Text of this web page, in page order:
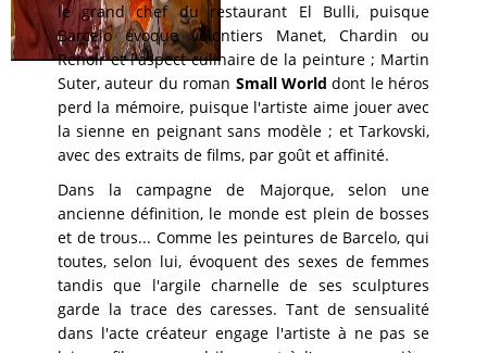
le grand chef du restaurant El Bulli, puisque
Barcelo évoque volontiers Manet, Chardin ou
Renoir et l'aspect culinaire de la peinture ; Martin
Suter, auteur du roman Small World dont le héros
perd la mémoire, puisque l'artiste aime jouer avec
la sienne en peignant sans modèle ; et Tarkovski,
avec des extraits de films, par goût et affinité.
Dans la campagne de Majorque, selon une
ancienne définition, le monde est plein de bosses
et de trous... Comme les peintures de Barcelo, qui
toutes, selon lui, évoquent des sexes de femmes
tandis que l'argile charnelle de ses sculptures
garde la trace des caresses. Tant de sensualité
dans l'acte créateur engage l'artiste à ne pas se